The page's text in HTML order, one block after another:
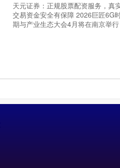
天元证券：正规股票配资服务，真
交易资金安全有保障 2026巨匠6G
期与产业生态大会4月将在南京举行